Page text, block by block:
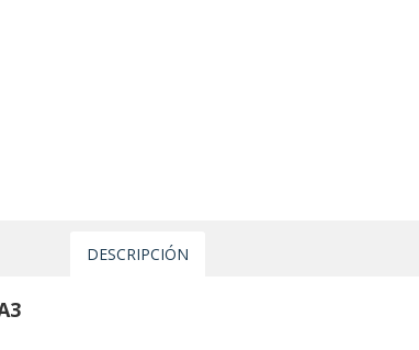
DESCRIPCIÓN